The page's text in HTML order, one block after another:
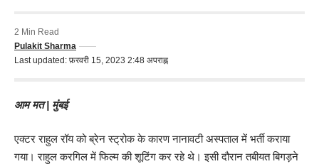
Last updated: फ़रवरी 15, 2023 2:48 अपराह्न
Pulakit Sharma
2 Min Read
आम मत | मुंबई
एक्टर राहुल रॉय को ब्रेन स्ट्रोक के कारण नानावटी अस्पताल में भर्ती कराया
गया। राहुल करगिल में फिल्म की शूटिंग कर रहे थे। इसी दौरान तबीयत बिगड़ने